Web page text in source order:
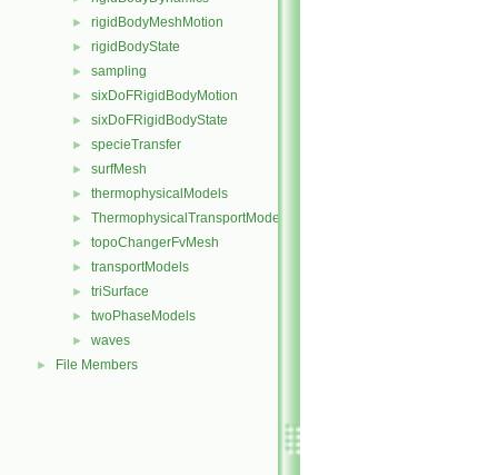
► rigidBodyMeshMotion
► rigidBodyState
► sampling
► sixDoFRigidBodyMotion
► sixDoFRigidBodyState
► specieTransfer
► surfMesh
► thermophysicalModels
► ThermophysicalTransportModels
► topoChangerFvMesh
► transportModels
► triSurface
► twoPhaseModels
► waves
► File Members